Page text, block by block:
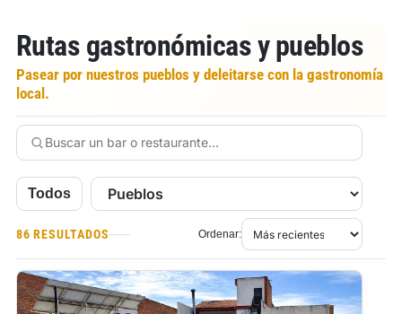
Rutas gastronómicas y pueblos
Pasear por nuestros pueblos y deleitarse con la gastronomía
local.
Todos
86 RESULTADOS Ordenar: